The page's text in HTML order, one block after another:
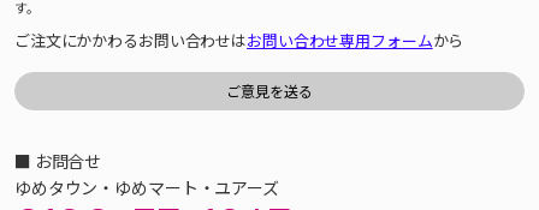
す。
ご注文にかかわるお問い合わせはお問い合わせ専用フォームから
■ お問合せ
ゆめタウン・ゆめマート・ユアーズ